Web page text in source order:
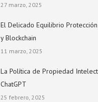
27 marzo, 2025
El Delicado Equilibrio
y Blockchain
11 marzo, 2025
La Política de Propiedad
ChatGPT
25 febrero, 2025